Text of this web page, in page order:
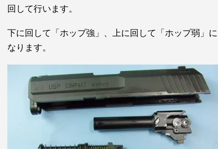
回して行います。
下に回して「ホップ強」、上に回して「ホップ弱」に
なります。